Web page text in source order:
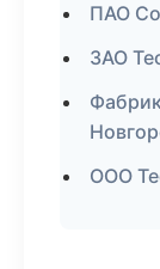
ПАО
ЗАО
ООО